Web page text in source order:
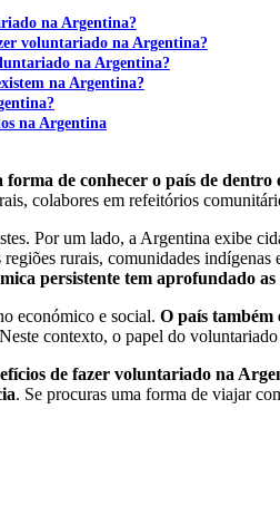
na Argentina?
voluntariado na Argentina?
na Argentina?
na Argentina?
na Argentina
forma de conhecer o país de
colabores em refeitórios
Por um lado, a Argentina exibe
rurais, comunidades
persistente tem aprofundado
económico e social. O país também
contexto, o papel do
de fazer voluntariado na
. Se procuras uma forma de viajar